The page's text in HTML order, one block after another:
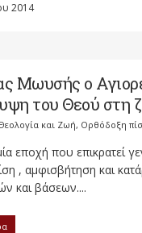
2014
Μωυσής ο
του Θεού στη
και Ζωή, Ορθόδοξη
εποχή που επικρατεί
, αμφισβήτηση και
και βάσεων....